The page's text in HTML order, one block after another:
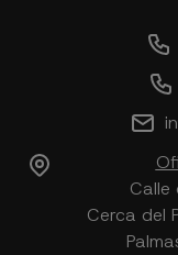
Calle
Cerca del